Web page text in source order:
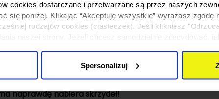
cookies dostarczane i przetwarzane są przez naszych
się poniżej. Klikając “Akceptuję wszystkie” wyrażasz zgodę
rodzajów cookies (ciasteczek). Jeśli klikniesz
naszej strony. Jeżeli chcesz samodzielnie zdecydować,
Spersonalizuj
na produkt wykonany z najwyższą starannością
projektowe oraz szybką realizację. Dzięki
to inwestycja, która pracuje dla Twojej
naprawdę nabiera skrzydeł!